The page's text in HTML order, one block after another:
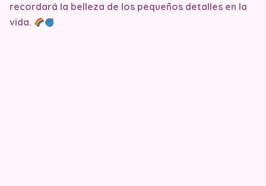
recordará la belleza de los pequeños detalles en la
vida.